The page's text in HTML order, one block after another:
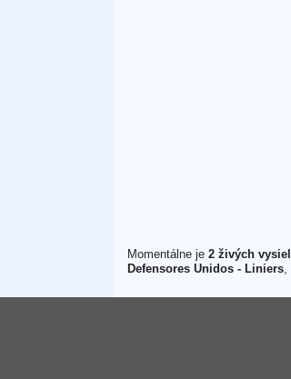
Momentálne je 2 živých
Defensores Unidos - Liniers,